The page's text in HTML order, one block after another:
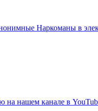
Наркоманы в
на нашем канале в